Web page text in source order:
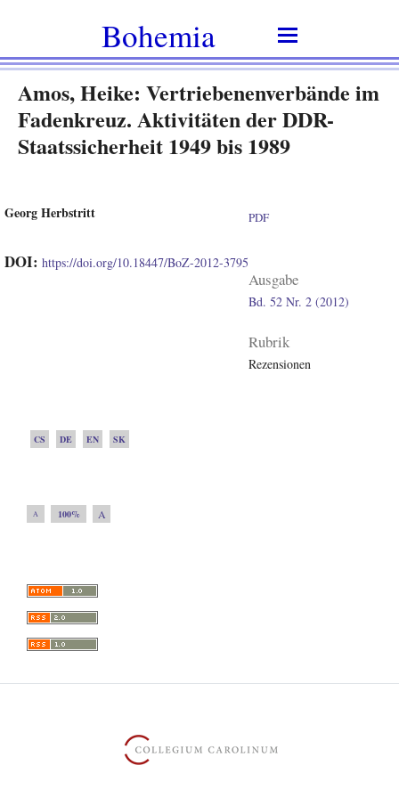
Bohemia
Amos, Heike: Vertriebenenverbände im
Fadenkreuz. Aktivitäten der DDR-
Staatssicherheit 1949 bis 1989
Georg Herbstritt
DOI: https://doi.org/10.18447/BoZ-2012-3795
PDF
Ausgabe
Bd. 52 Nr. 2 (2012)
Rubrik
Rezensionen
CS DE EN SK
A 100% A